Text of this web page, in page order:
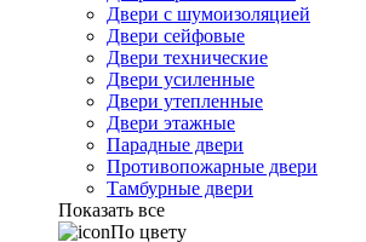
Двери с шумоизоляцией
Двери сейфовые
Двери технические
Двери усиленные
Двери утепленные
Двери этажные
Парадные двери
Противопожарные двери
Тамбурные двери
Показать все
По цвету